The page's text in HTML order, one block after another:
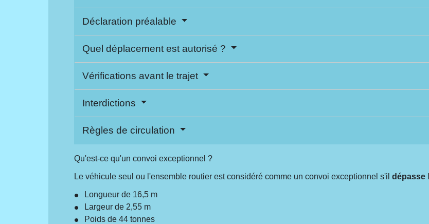
Déclaration préalable
Quel déplacement est autorisé ?
Vérifications avant le trajet
Interdictions
Règles de circulation
Qu'est-ce qu'un convoi exceptionnel ?
Le véhicule seul ou l'ensemble routier est considéré comme un convoi exceptionnel s'ildépasse
Longueur de 16,5 m
Largeur de 2,55 m
Poids de 44 tonnes